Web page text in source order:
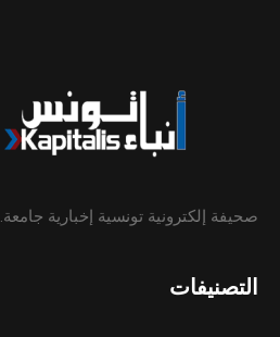
صحيفة إلكترونية تونسية إخبارية جامعة.
التصنيفات